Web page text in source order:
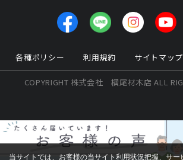
各種ポリシー 利用規約 サイトマップ
COPYRIGHT 株式会社 横尾材木店 ALL
当サイトでは、お客様の当サイト利用状況把握、サー